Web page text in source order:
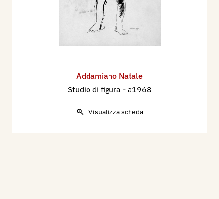
Addamiano Natale
Studio di figura - a1968
Visualizza scheda